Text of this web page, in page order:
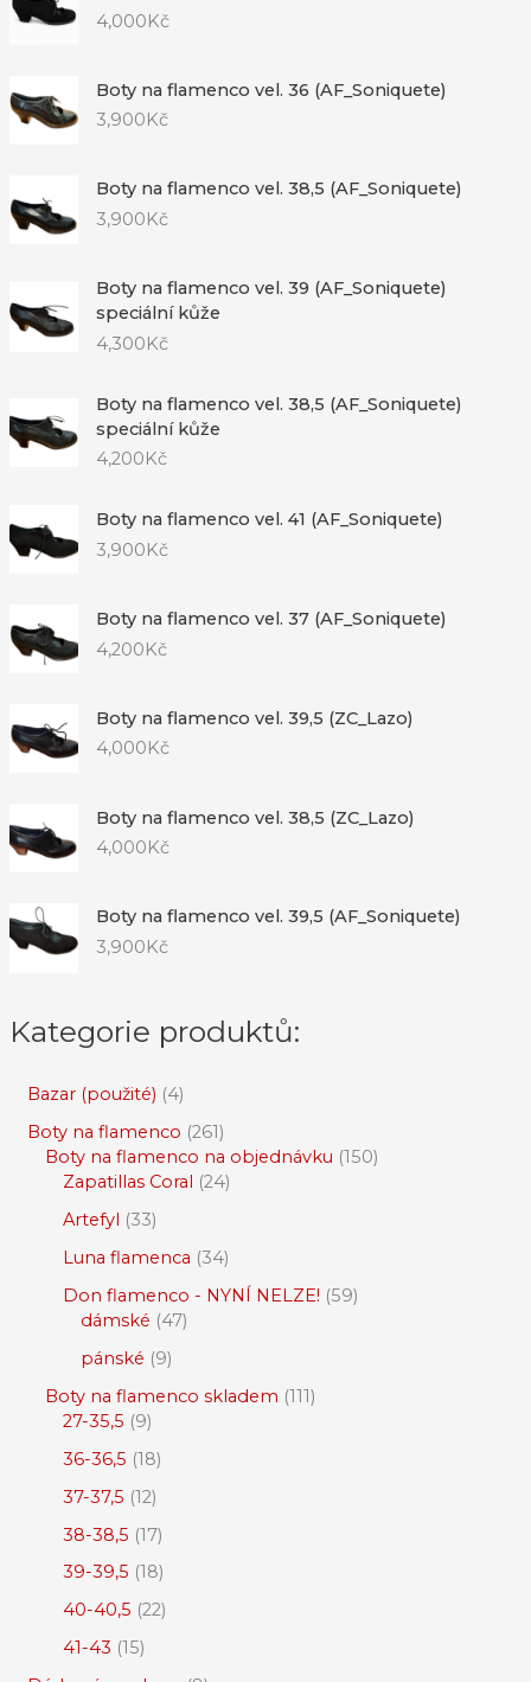
4,000Kč
Boty na flamenco vel. 36 (AF_Soniquete)
3,900 Kč
Boty na flamenco vel. 38,5 (AF_Soniquete)
3,900Kč
Boty na flamenco vel. 39 (AF_Soniquete)
speciální kůže
4,300Kč
Boty na flamenco vel. 38,5 (AF_Soniquete)
speciální kůže
4,200 Kč
Boty na flamenco vel. 41 (AF_Soniquete)
3,900Kč
Boty na flamenco vel. 37 (AF_Soniquete)
4,200Kč
Boty na flamenco vel. 39,5 (ZC_Lazo)
4,000 Kč
Boty na flamenco vel. 38,5 (ZC_Lazo)
4,000 Kč
Boty na flamenco vel. 39,5 (AF_Soniquete)
3,900Kč
Kategorie produktů:
Bazar (použité) 4
Boty na flamenco 261
Boty na flamenco na objednávku 150
Zapatillas Coral 24
Artefyl 33
Luna flamenca 34
Don flamenco - NYNÍ NELZE! 59
dámské 47
pánské 9
Boty na flamenco skladem 111
27-35,5 9
36-36,5 18
37-37,5 12
38-38,5 17
39-39,5 18
40-40,5 22
41-43 15